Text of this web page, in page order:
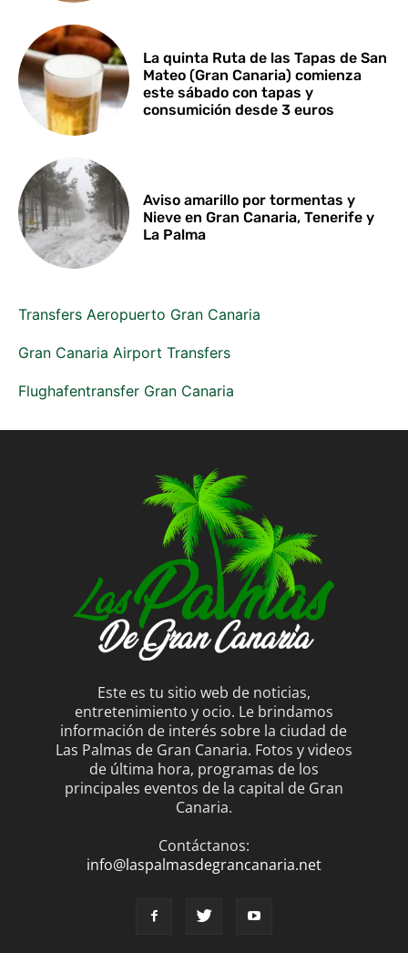
La quinta Ruta de las Tapas de San
Mateo (Gran Canaria) comienza
este sábado con tapas y
consumición desde 3 euros
Aviso amarillo por tormentas y
Nieve en Gran Canaria, Tenerife y
La Palma
Transfers Aeropuerto Gran Canaria
Gran Canaria Airport Transfers
Flughafentransfer Gran Canaria
Este es tu sitio web de noticias,
entretenimiento y ocio. Le brindamos
información de interés sobre la ciudad de
Las Palmas de Gran Canaria. Fotos y videos
de última hora, programas de los
principales eventos de la capital de Gran
Canaria.
Contáctanos:
info@laspalmasdegrancanaria.net